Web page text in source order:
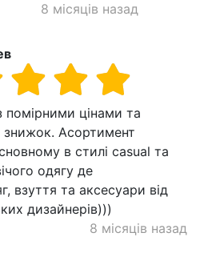
8 місяців назад
цінами та
Асортимент
в стилі casual та
одягу де
взуття та аксесуари від
дизайнерів)))
8 місяців назад